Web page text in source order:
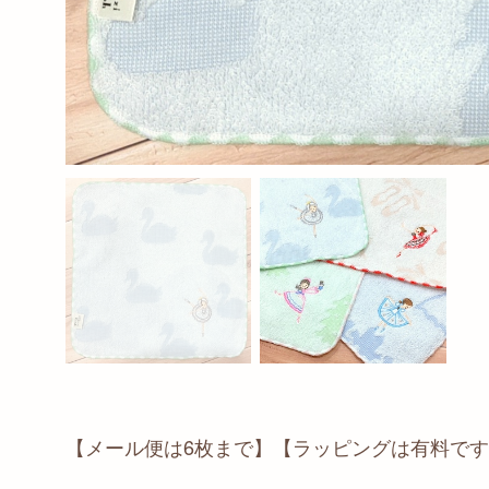
【メール便は6枚まで】【ラッピングは有料で